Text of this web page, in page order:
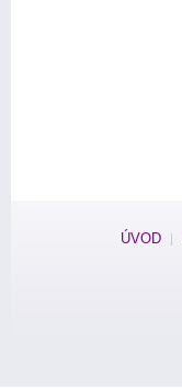
ÚVOD